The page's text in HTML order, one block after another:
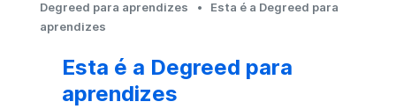
Degreed para aprendizes
Esta é a Degreed para
aprendizes
Esta é a Degreed para
aprendizes